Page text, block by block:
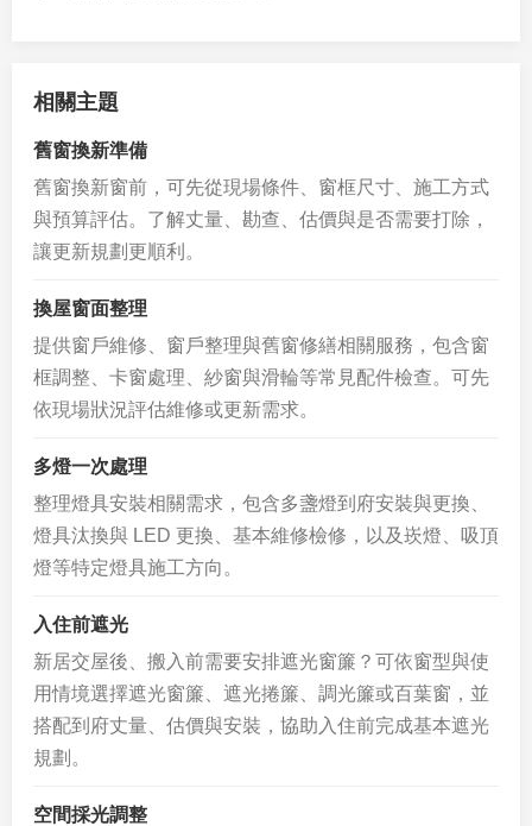
相關主題
舊窗換新準備
舊窗換新窗前，可先從現場條件、窗框尺寸、施工方式
與預算評估。了解丈量、勘查、估價與是否需要打除，
讓更新規劃更順利。
換屋窗面整理
提供窗戶維修、窗戶整理與舊窗修繕相關服務，包含窗
框調整、卡窗處理、紗窗與滑輪等常見配件檢查。可先
依現場狀況評估維修或更新需求。
多燈一次處理
整理燈具安裝相關需求，包含多盞燈到府安裝與更換、
燈具汰換與 LED 更換、基本維修檢修，以及崁燈、吸頂
燈等特定燈具施工方向。
入住前遮光
新居交屋後、搬入前需要安排遮光窗簾？可依窗型與使
用情境選擇遮光窗簾、遮光捲簾、調光簾或百葉窗，並
搭配到府丈量、估價與安裝，協助入住前完成基本遮光
規劃。
空間採光調整